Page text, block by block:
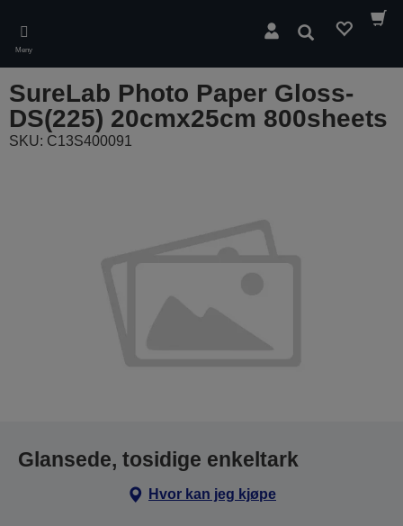
main
content
Meny
Søk
SureLab Photo Paper Gloss-
DS(225) 20cmx25cm 800sheets
SKU: C13S400091
Glansede, tosidige enkeltark
Hvor kan jeg kjøpe